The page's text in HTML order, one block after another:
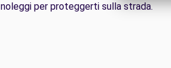
noleggi per proteggerti sulla strada.